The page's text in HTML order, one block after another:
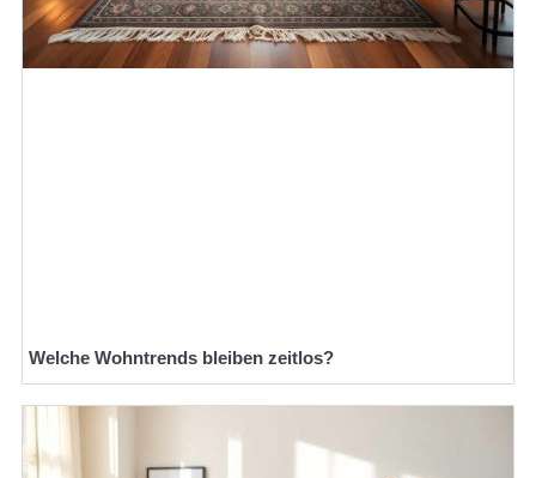
Welche Wohntrends bleiben zeitlos?